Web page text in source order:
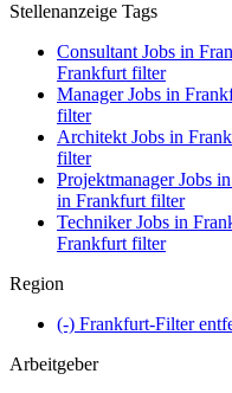
Stellenanzeige Tags
Consultant Jobs in
Frankfurt filter
Manager Jobs in
filter
Architekt Jobs in
filter
Projektmanager Jobs
in Frankfurt filter
Techniker Jobs in
Frankfurt filter
Region
(-) Frankfurt-Filter
Arbeitgeber